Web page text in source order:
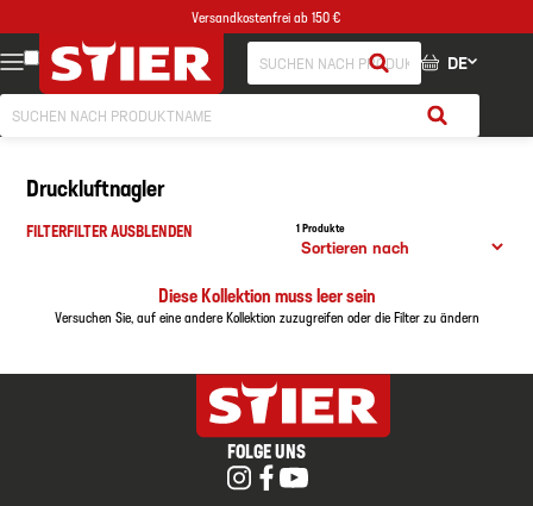
Versandkostenfrei ab 150 €
DE
FILTERFILTER AUSBLENDEN
Druckluftnagler
1 Produkte
Diese Kollektion muss leer sein
Versuchen Sie, auf eine andere Kollektion zuzugreifen oder die Filter zu ändern
FOLGE UNS